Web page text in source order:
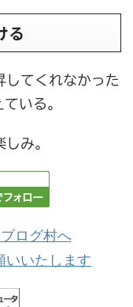
る
てくれなかった
いる。
み。
いいたします